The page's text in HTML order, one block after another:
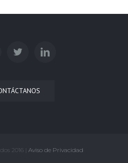
2016 | Aviso de Privacidad